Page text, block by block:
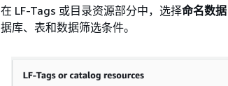
在 LF-Tags 或目录资源部分中，选择命名数
据库、表和数据筛选条件。